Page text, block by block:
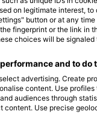
Desa Ped , Nusa
on legitimate interest,
button or at any
fingerprint or the link in
choices will be
and to do
advertising. Create
content. Use
audiences through
content. Use precise